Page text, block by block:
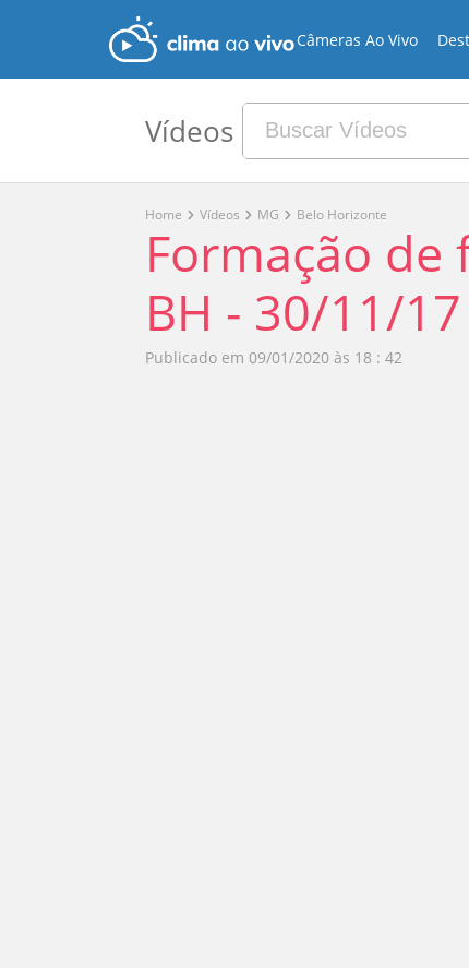
Câmeras Ao Vivo
Vídeos
Home Vídeos MG Belo Horizonte
Formação de
BH - 30/11/17
Publicado em 09/01/2020 às 18 : 42